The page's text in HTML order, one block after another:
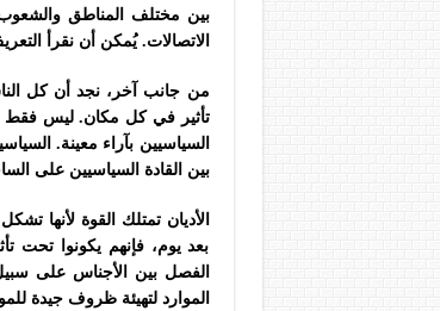
بين مختلف المناطق والشعوب.
الاتصالات. يُمكن أن نقرأ
من جانب آخر، نجد أن كل
تأثير في كل مكان. ليس فقط
السياسيين بآراء معينة.
بين القادة السياسيين على
الأديان تمتلك القوة لأنها
بعد يوم، فإنهم يكونوا تحت
الفصل بين الأجناس على
الموارد لتهيئة ظروف جيدة